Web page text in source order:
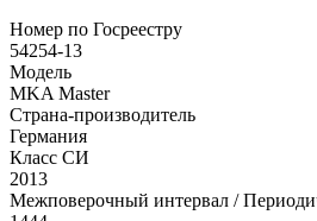
Номер по Госреестру
54254-13
Модель
MKA Master
Страна-производитель
Германия
Класс СИ
2013
Межповерочный интервал /